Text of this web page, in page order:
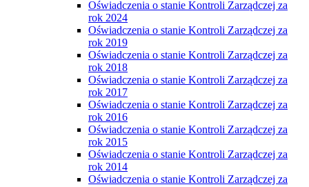
Oświadczenia o stanie Kontroli Zarządczej za
rok 2024
Oświadczenia o stanie Kontroli Zarządczej za
rok 2019
Oświadczenia o stanie Kontroli Zarządczej za
rok 2018
Oświadczenia o stanie Kontroli Zarządczej za
rok 2017
Oświadczenia o stanie Kontroli Zarządczej za
rok 2016
Oświadczenia o stanie Kontroli Zarządczej za
rok 2015
Oświadczenia o stanie Kontroli Zarządczej za
rok 2014
Oświadczenia o stanie Kontroli Zarządczej za